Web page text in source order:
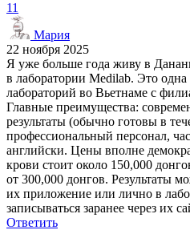
11
Мария
22 ноября 2025
Я уже больше года живу в
в лаборатории Medilab. Это
лабораторий во Вьетнаме с
Главные преимущества:
результаты (обычно готовы в
профессиональный персонал,
английски. Цены вполне
крови стоит около 150,000
от 300,000 донгов. Результаты
их приложение или лично в
записываться заранее через их
Ответить